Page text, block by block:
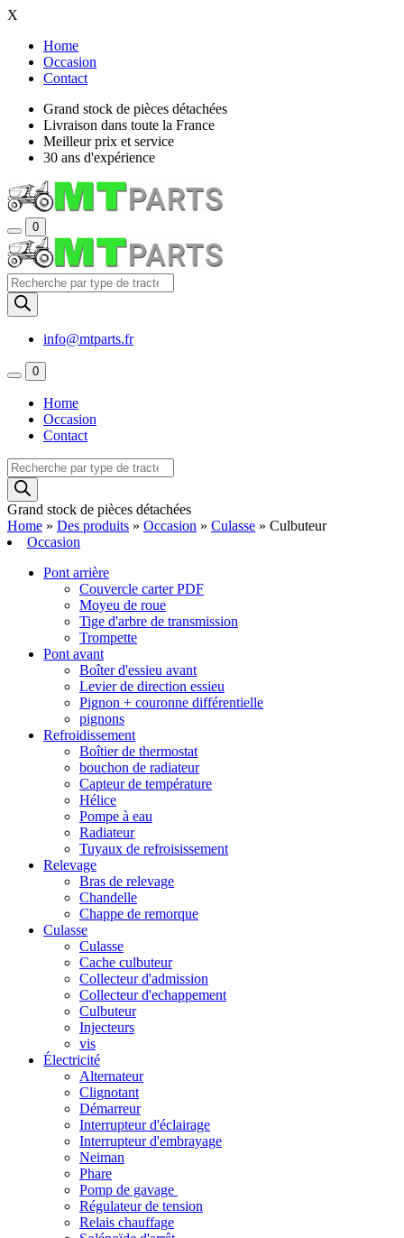
X
Home
Occasion
Contact
Grand stock de pièces détachées
Livraison dans toute la France
Meilleur prix et service
30 ans d'expérience
0
Recherche
de
produits
info@mtparts.fr
0
Home
Occasion
Contact
Recherche
de
produits
Grand stock de pièces détachées
Home » Des produits » Occasion » Culasse » Culbuteur
Occasion
Pont arrière
Couvercle carter PDF
Moyeu de roue
Tige d'arbre de transmission
Trompette
Pont avant
Boîter d'essieu avant
Levier de direction essieu
Pignon + couronne différentielle
pignons
Refroidissement
Boîtier de thermostat
bouchon de radiateur
Capteur de température
Hélice
Pompe à eau
Radiateur
Tuyaux de refroisissement
Relevage
Bras de relevage
Chandelle
Chappe de remorque
Culasse
Culasse
Cache culbuteur
Collecteur d'admission
Collecteur d'echappement
Culbuteur
Injecteurs
vis
Électricité
Alternateur
Clignotant
Démarreur
Interrupteur d'éclairage
Interrupteur d'embrayage
Neiman
Phare
Pomp de gavage
Régulateur de tension
Relais chauffage